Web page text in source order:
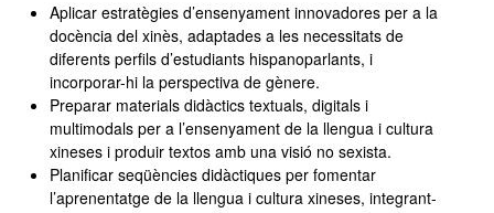
Aplicar estratègies d’ensenyament innovadores per a la
docència del xinès, adaptades a les necessitats de
diferents perfils d’estudiants hispanoparlants, i
incorporar-hi la perspectiva de gènere.
Preparar materials didàctics textuals, digitals i
multimodals per a l’ensenyament de la llengua i cultura
xineses i produir textos amb una visió no sexista.
Planificar seqüències didàctiques per fomentar
l’aprenentatge de la llengua i cultura xineses, integrant-